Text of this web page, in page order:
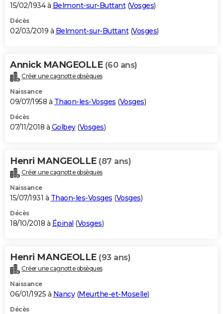
15/02/1934 à Belmont-sur-Buttant(Vosges)
Décès
02/03/2019 à Belmont-sur-Buttant(Vosges)
Annick MANGEOLLE (60 ans)
Créer une cagnotte obsèques
Naissance
09/07/1958 à Thaon-les-Vosges (Vosges)
Décès
07/11/2018 à Golbey(Vosges)
Henri MANGEOLLE (87 ans)
Créer une cagnotte obsèques
Naissance
15/07/1931 à Thaon-les-Vosges (Vosges)
Décès
18/10/2018 à Épinal (Vosges)
Henri MANGEOLLE (93 ans)
Créer une cagnotte obsèques
Naissance
06/01/1925 à Nancy(Meurthe-et-Moselle)
Décès